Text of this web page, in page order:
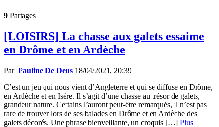
9 Partages
[LOISIRS] La chasse aux galets essaime
en Drôme et en Ardèche
Par Pauline De Deus 18/04/2021, 20:39
C’est un jeu qui nous vient d’Angleterre et qui se diffuse en Drôme,
en Ardèche et en Isère. Il s’agit d’une chasse au trésor de galets,
grandeur nature. Certains l’auront peut-être remarqués, il n’est pas
rare de trouver lors de ses balades en Drôme et en Ardèche des
galets décorés. Une phrase bienveillante, un croquis […] Plus